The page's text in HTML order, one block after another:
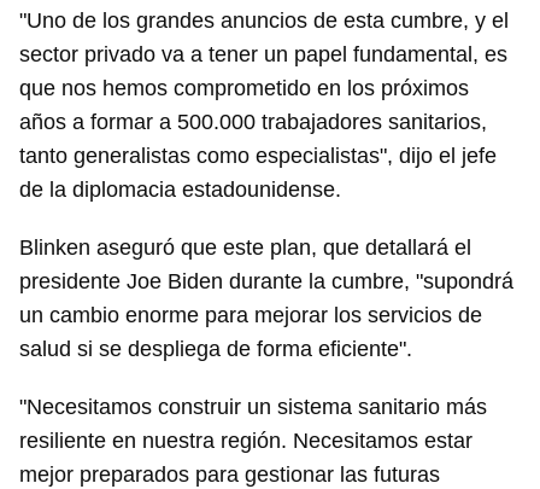
"Uno de los grandes anuncios de esta cumbre, y el
sector privado va a tener un papel fundamental, es
que nos hemos comprometido en los próximos
años a formar a 500.000 trabajadores sanitarios,
tanto generalistas como especialistas", dijo el jefe
de la diplomacia estadounidense.
Blinken aseguró que este plan, que detallará el
presidente Joe Biden durante la cumbre, "supondrá
un cambio enorme para mejorar los servicios de
salud si se despliega de forma eficiente".
"Necesitamos construir un sistema sanitario más
resiliente en nuestra región. Necesitamos estar
mejor preparados para gestionar las futuras